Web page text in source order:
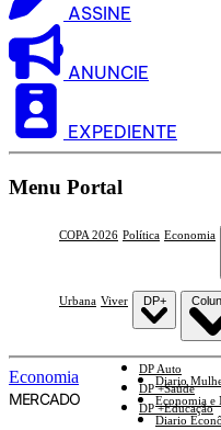
ASSINE
ANUNCIE
EXPEDIENTE
Menu Portal
COPA 2026 Política Economia
Urbana Viver DP+
DP Auto
DP +Saúde
DP +Educação
Diario
Economia e
Diario
Economia
MERCADO